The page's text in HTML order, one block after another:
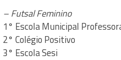
– Futsal Feminino
1° Escola Municipal
2° Colégio Positivo
3° Escola Sesi